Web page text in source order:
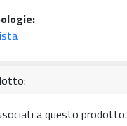
a questo prodotto.